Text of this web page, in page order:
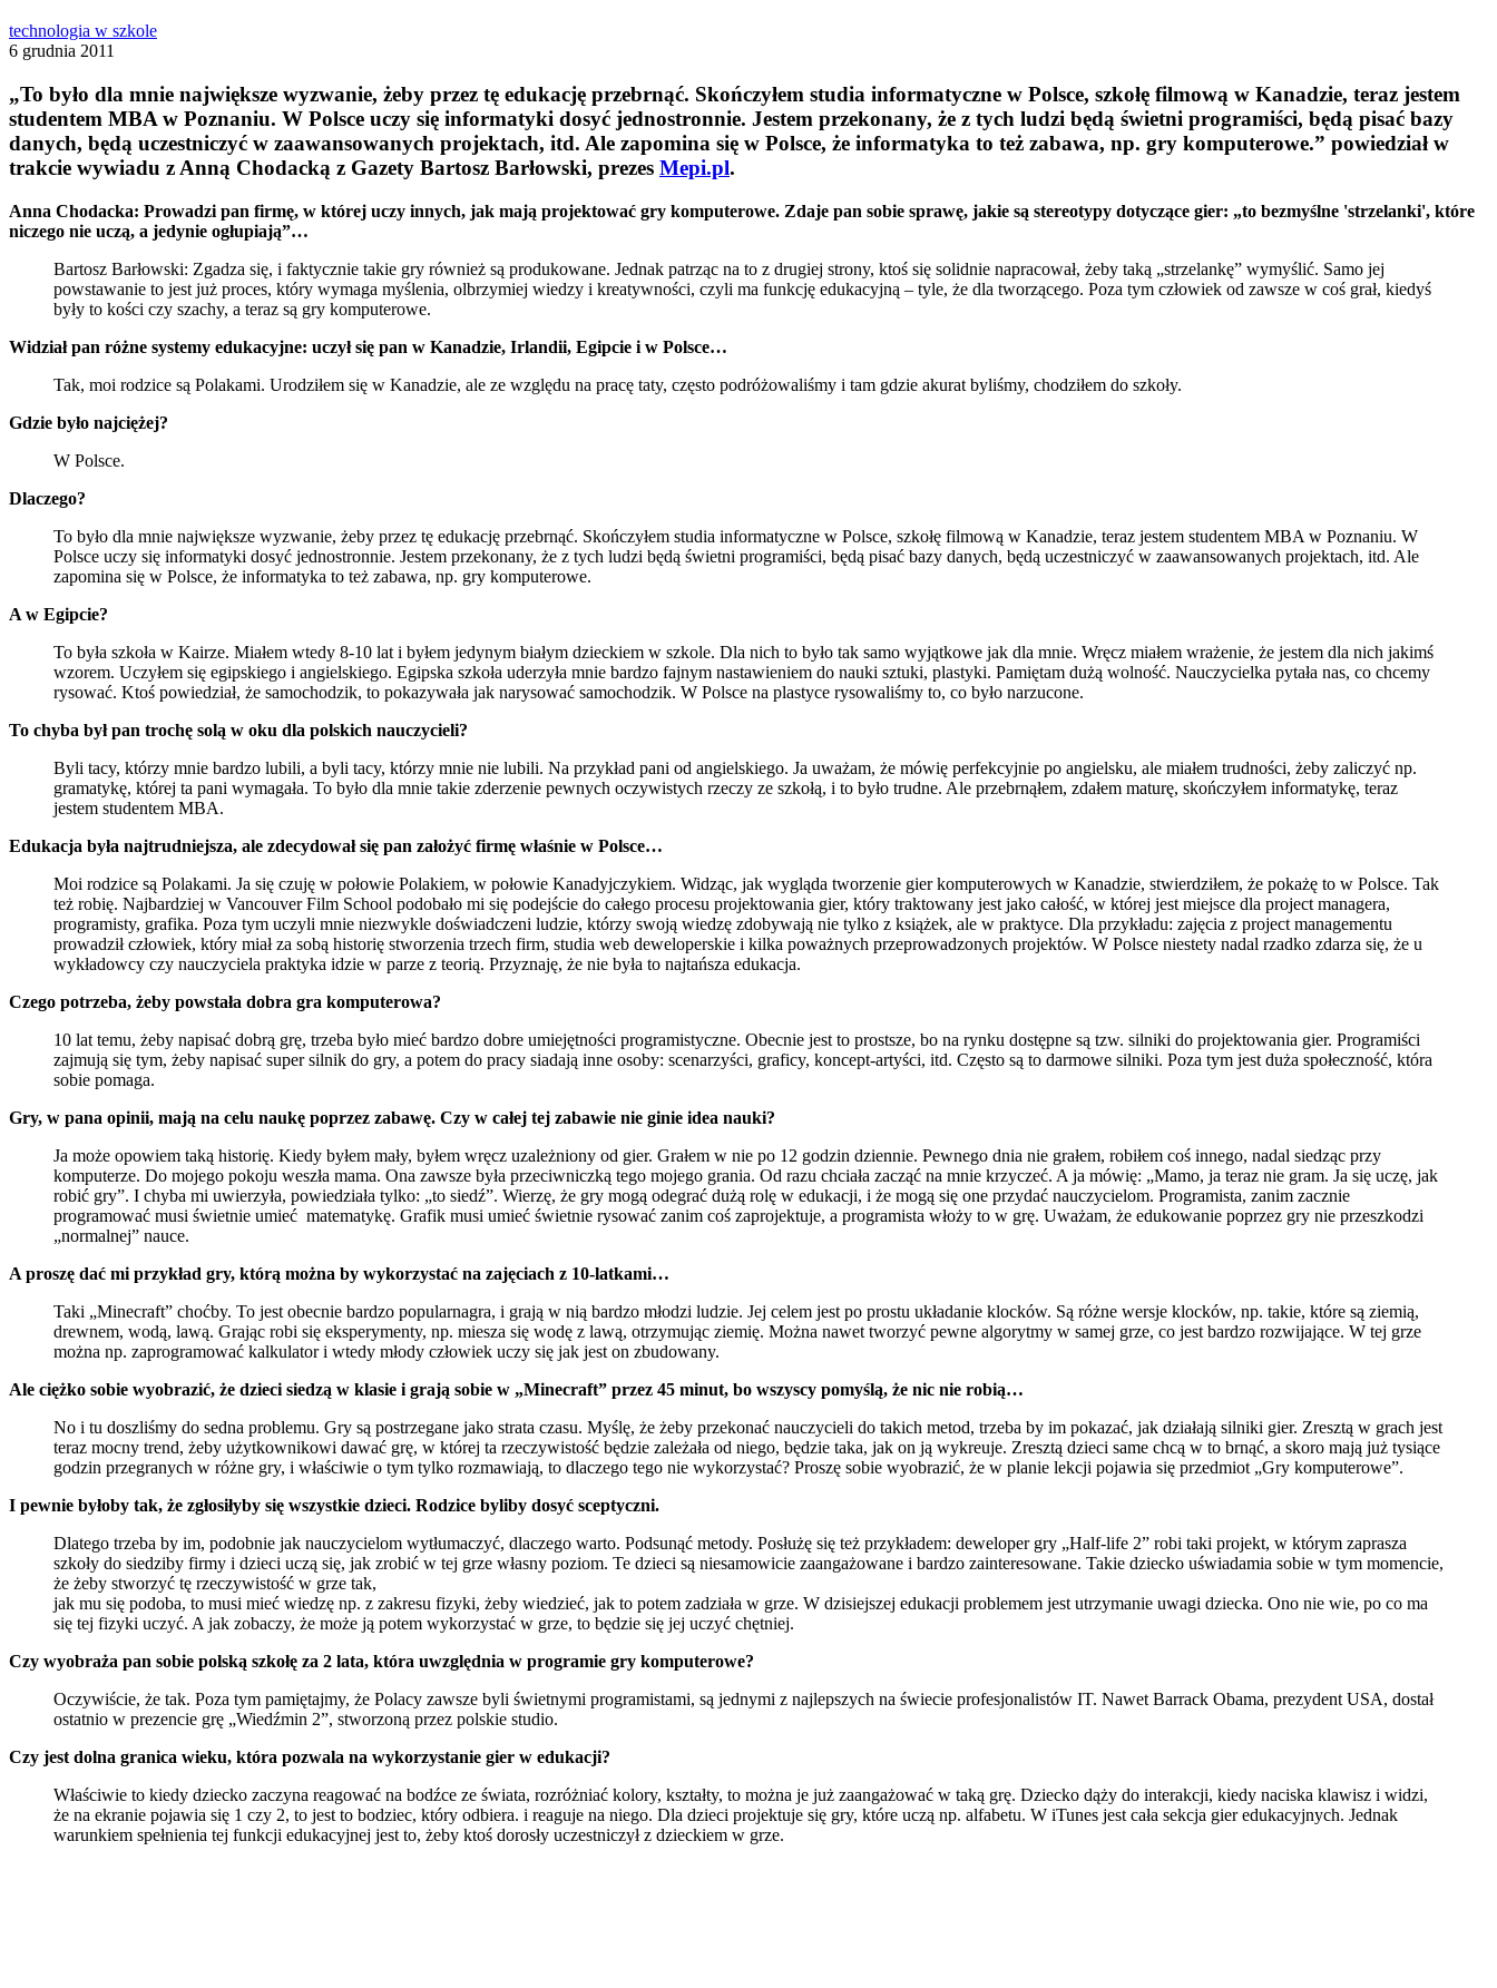
technologia w szkole
6 grudnia 2011
„To było dla mnie największe wyzwanie, żeby przez tę edukację przebrnąć. Skończyłem studia informatyczne w Polsce, szkołę filmową w Kanadzie, teraz jestem
studentem MBA w Poznaniu. W Polsce uczy się informatyki dosyć jednostronnie. Jestem przekonany, że z tych ludzi będą świetni programiści, będą pisać bazy
danych, będą uczestniczyć w zaawansowanych projektach, itd. Ale zapomina się w Polsce, że informatyka to też zabawa, np. gry komputerowe.” powiedział w
trakcie wywiadu z Anną Chodacką z Gazety Bartosz Barłowski, prezes Mepi.pl.
Anna Chodacka: Prowadzi pan firmę, w której uczy innych, jak mają projektować gry komputerowe. Zdaje pan sobie sprawę, jakie są stereotypy dotyczące gier: „to bezmyślne 'strzelanki', które
niczego nie uczą, a jedynie ogłupiają”…
Bartosz Barłowski: Zgadza się, i faktycznie takie gry również są produkowane. Jednak patrząc na to z drugiej strony, ktoś się solidnie napracował, żeby taką „strzelankę” wymyślić. Samo jej
powstawanie to jest już proces, który wymaga myślenia, olbrzymiej wiedzy i kreatywności, czyli ma funkcję edukacyjną – tyle, że dla tworzącego. Poza tym człowiek od zawsze w coś grał, kiedyś
były to kości czy szachy, a teraz są gry komputerowe.
Widział pan różne systemy edukacyjne: uczył się pan w Kanadzie, Irlandii, Egipcie i w Polsce…
Tak, moi rodzice są Polakami. Urodziłem się w Kanadzie, ale ze względu na pracę taty, często podróżowaliśmy i tam gdzie akurat byliśmy, chodziłem do szkoły.
Gdzie było najciężej?
W Polsce.
Dlaczego?
To było dla mnie największe wyzwanie, żeby przez tę edukację przebrnąć. Skończyłem studia informatyczne w Polsce, szkołę filmową w Kanadzie, teraz jestem studentem MBA w Poznaniu. W
Polsce uczy się informatyki dosyć jednostronnie. Jestem przekonany, że z tych ludzi będą świetni programiści, będą pisać bazy danych, będą uczestniczyć w zaawansowanych projektach, itd. Ale
zapomina się w Polsce, że informatyka to też zabawa, np. gry komputerowe.
A w Egipcie?
To była szkoła w Kairze. Miałem wtedy 8-10 lat i byłem jedynym białym dzieckiem w szkole. Dla nich to było tak samo wyjątkowe jak dla mnie. Wręcz miałem wrażenie, że jestem dla nich jakimś
wzorem. Uczyłem się egipskiego i angielskiego. Egipska szkoła uderzyła mnie bardzo fajnym nastawieniem do nauki sztuki, plastyki. Pamiętam dużą wolność. Nauczycielka pytała nas, co chcemy
rysować. Ktoś powiedział, że samochodzik, to pokazywała jak narysować samochodzik. W Polsce na plastyce rysowaliśmy to, co było narzucone.
To chyba był pan trochę solą w oku dla polskich nauczycieli?
Byli tacy, którzy mnie bardzo lubili, a byli tacy, którzy mnie nie lubili. Na przykład pani od angielskiego. Ja uważam, że mówię perfekcyjnie po angielsku, ale miałem trudności, żeby zaliczyć np.
gramatykę, której ta pani wymagała. To było dla mnie takie zderzenie pewnych oczywistych rzeczy ze szkołą, i to było trudne. Ale przebrnąłem, zdałem maturę, skończyłem informatykę, teraz
jestem studentem MBA.
Edukacja była najtrudniejsza, ale zdecydował się pan założyć firmę właśnie w Polsce…
Moi rodzice są Polakami. Ja się czuję w połowie Polakiem, w połowie Kanadyjczykiem. Widząc, jak wygląda tworzenie gier komputerowych w Kanadzie, stwierdziłem, że pokażę to w Polsce. Tak
też robię. Najbardziej w Vancouver Film School podobało mi się podejście do całego procesu projektowania gier, który traktowany jest jako całość, w której jest miejsce dla project managera,
programisty, grafika. Poza tym uczyli mnie niezwykle doświadczeni ludzie, którzy swoją wiedzę zdobywają nie tylko z książek, ale w praktyce. Dla przykładu: zajęcia z project managementu
prowadził człowiek, który miał za sobą historię stworzenia trzech firm, studia web deweloperskie i kilka poważnych przeprowadzonych projektów. W Polsce niestety nadal rzadko zdarza się, że u
wykładowcy czy nauczyciela praktyka idzie w parze z teorią. Przyznaję, że nie była to najtańsza edukacja.
Czego potrzeba, żeby powstała dobra gra komputerowa?
10 lat temu, żeby napisać dobrą grę, trzeba było mieć bardzo dobre umiejętności programistyczne. Obecnie jest to prostsze, bo na rynku dostępne są tzw. silniki do projektowania gier. Programiści
zajmują się tym, żeby napisać super silnik do gry, a potem do pracy siadają inne osoby: scenarzyści, graficy, koncept-artyści, itd. Często są to darmowe silniki. Poza tym jest duża społeczność, która
sobie pomaga.
Gry, w pana opinii, mają na celu naukę poprzez zabawę. Czy w całej tej zabawie nie ginie idea nauki?
Ja może opowiem taką historię. Kiedy byłem mały, byłem wręcz uzależniony od gier. Grałem w nie po 12 godzin dziennie. Pewnego dnia nie grałem, robiłem coś innego, nadal siedząc przy
komputerze. Do mojego pokoju weszła mama. Ona zawsze była przeciwniczką tego mojego grania. Od razu chciała zacząć na mnie krzyczeć. A ja mówię: „Mamo, ja teraz nie gram. Ja się uczę, jak
robić gry”. I chyba mi uwierzyła, powiedziała tylko: „to siedź”. Wierzę, że gry mogą odegrać dużą rolę w edukacji, i że mogą się one przydać nauczycielom. Programista, zanim zacznie
programować musi świetnie umieć matematykę. Grafik musi umieć świetnie rysować zanim coś zaprojektuje, a programista włoży to w grę. Uważam, że edukowanie poprzez gry nie przeszkodzi
„normalnej” nauce.
A proszę dać mi przykład gry, którą można by wykorzystać na zajęciach z 10-latkami…
Taki „Minecraft” choćby. To jest obecnie bardzo popularnagra, i grają w nią bardzo młodzi ludzie. Jej celem jest po prostu układanie klocków. Są różne wersje klocków, np. takie, które są ziemią,
drewnem, wodą, lawą. Grając robi się eksperymenty, np. miesza się wodę z lawą, otrzymując ziemię. Można nawet tworzyć pewne algorytmy w samej grze, co jest bardzo rozwijające. W tej grze
można np. zaprogramować kalkulator i wtedy młody człowiek uczy się jak jest on zbudowany.
Ale ciężko sobie wyobrazić, że dzieci siedzą w klasie i grają sobie w „Minecraft” przez 45 minut, bo wszyscy pomyślą, że nic nie robią…
No i tu doszliśmy do sedna problemu. Gry są postrzegane jako strata czasu. Myślę, że żeby przekonać nauczycieli do takich metod, trzeba by im pokazać, jak działają silniki gier. Zresztą w grach jest
teraz mocny trend, żeby użytkownikowi dawać grę, w której ta rzeczywistość będzie zależała od niego, będzie taka, jak on ją wykreuje. Zresztą dzieci same chcą w to brnąć, a skoro mają już tysiące
godzin przegranych w różne gry, i właściwie o tym tylko rozmawiają, to dlaczego tego nie wykorzystać? Proszę sobie wyobrazić, że w planie lekcji pojawia się przedmiot „Gry komputerowe”.
I pewnie byłoby tak, że zgłosiłyby się wszystkie dzieci. Rodzice byliby dosyć sceptyczni.
Dlatego trzeba by im, podobnie jak nauczycielom wytłumaczyć, dlaczego warto. Podsunąć metody. Posłużę się też przykładem: deweloper gry „Half-life 2” robi taki projekt, w którym zaprasza
szkoły do siedziby firmy i dzieci uczą się, jak zrobić w tej grze własny poziom. Te dzieci są niesamowicie zaangażowane i bardzo zainteresowane. Takie dziecko uświadamia sobie w tym momencie,
że żeby stworzyć tę rzeczywistość w grze tak,
jak mu się podoba, to musi mieć wiedzę np. z zakresu fizyki, żeby wiedzieć, jak to potem zadziała w grze. W dzisiejszej edukacji problemem jest utrzymanie uwagi dziecka. Ono nie wie, po co ma
się tej fizyki uczyć. A jak zobaczy, że może ją potem wykorzystać w grze, to będzie się jej uczyć chętniej.
Czy wyobraża pan sobie polską szkołę za 2 lata, która uwzględnia w programie gry komputerowe?
Oczywiście, że tak. Poza tym pamiętajmy, że Polacy zawsze byli świetnymi programistami, są jednymi z najlepszych na świecie profesjonalistów IT. Nawet Barrack Obama, prezydent USA, dostał
ostatnio w prezencie grę „Wiedźmin 2”, stworzoną przez polskie studio.
Czy jest dolna granica wieku, która pozwala na wykorzystanie gier w edukacji?
Właściwie to kiedy dziecko zaczyna reagować na bodźce ze świata, rozróżniać kolory, kształty, to można je już zaangażować w taką grę. Dziecko dąży do interakcji, kiedy naciska klawisz i widzi,
że na ekranie pojawia się 1 czy 2, to jest to bodziec, który odbiera. i reaguje na niego. Dla dzieci projektuje się gry, które uczą np. alfabetu. W iTunes jest cała sekcja gier edukacyjnych. Jednak
warunkiem spełnienia tej funkcji edukacyjnej jest to, żeby ktoś dorosły uczestniczył z dzieckiem w grze.